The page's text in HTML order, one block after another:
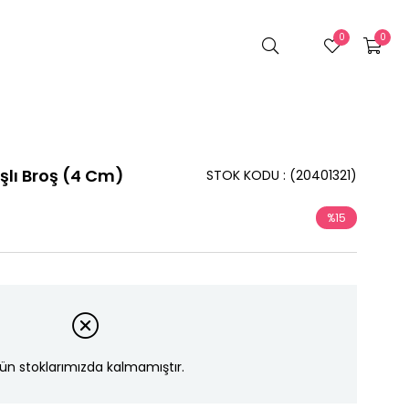
0
0
Broş (4 Cm) (20401321)
STOK KODU
%15
stoklarımızda kalmamıştır.